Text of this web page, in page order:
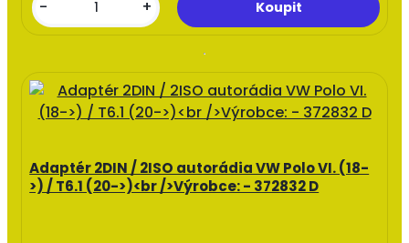
- +
Adaptér 2DIN / 2ISO autorádia VW Polo VI. (18-
>) / T6.1 (20->)<br />Výrobce: - 372832 D